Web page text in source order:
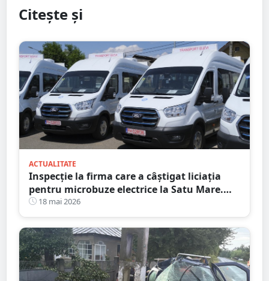
Citește și
ACTUALITATE
Inspecție la firma care a câștigat liciația
pentru microbuze electrice la Satu Mare.
Consiliul Concurenței a intrat pe fir
18 mai 2026